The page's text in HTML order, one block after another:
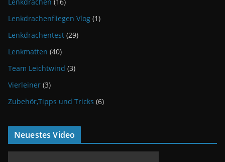
Lenkdrachenfliegen Vlog (1)
Lenkdrachentest (29)
Lenkmatten (40)
Team Leichtwind (3)
Vierleiner (3)
Zubehör,Tipps und Tricks (6)
Neuestes Video